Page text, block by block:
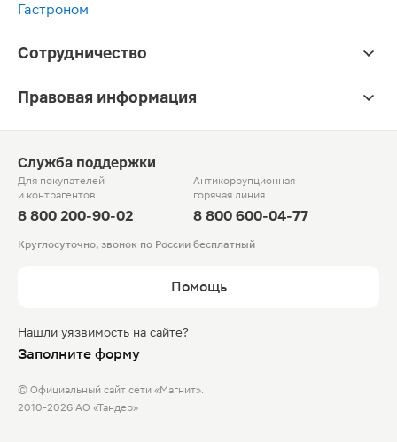
Гастроном
Сотрудничество
Правовая информация
Служба поддержки
Для покупателей
и контрагентов
8 800 200-90-02
Антикоррупционная
горячая линия
8 800 600-04-77
Круглосуточно, звонок по России бесплатный
Помощь
Нашли уязвимость на сайте?
Заполните форму
© Официальный сайт сети «Магнит».
2010-2026 АО «Тандер»